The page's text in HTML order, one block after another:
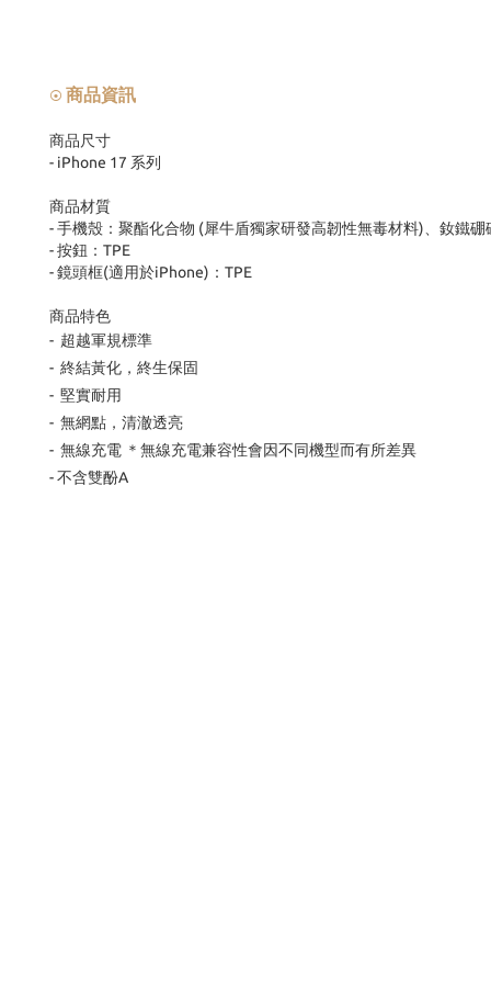
⦿ 商品資訊
商品尺寸
- iPhone 17 系列
商品材質
- 手機殼：聚酯化合物 (犀牛盾獨家研發高韌性無毒材料)、釹鐵硼
- 按鈕：TPE
- 鏡頭框(適用於iPhone)：TPE
商品特色
- 超越軍規標準
- 終結黃化，終生保固
- 堅實耐用
- 無網點，清澈透亮
- 無線充電 ＊無線充電兼容性會因不同機型而有所差異
- 不含雙酚A